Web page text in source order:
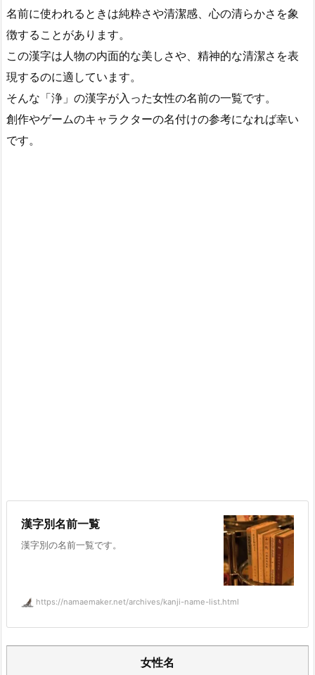
名前に使われるときは純粋さや清潔感、心の清らかさを象
徴することがあります。
この漢字は人物の内面的な美しさや、精神的な清潔さを表
現するのに適しています。
そんな「浄」の漢字が入った女性の名前の一覧です。
創作やゲームのキャラクターの名付けの参考になれば幸い
です。
漢字別名前一覧
漢字別の名前一覧です。
https://namaemaker.net/archives/kanji-name-list.html
女性名